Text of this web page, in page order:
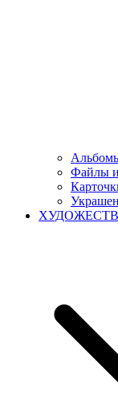
Файлы и